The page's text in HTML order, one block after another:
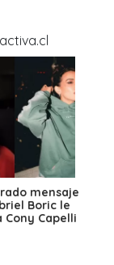
mensaje
Boric le
Cony Capelli